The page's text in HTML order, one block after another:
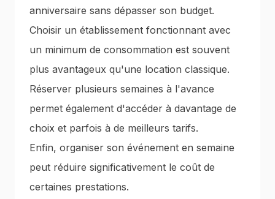
anniversaire sans dépasser son budget.
Choisir un établissement fonctionnant avec
un minimum de consommation est souvent
plus avantageux qu'une location classique.
Réserver plusieurs semaines à l'avance
permet également d'accéder à davantage de
choix et parfois à de meilleurs tarifs.
Enfin, organiser son événement en semaine
peut réduire significativement le coût de
certaines prestations.